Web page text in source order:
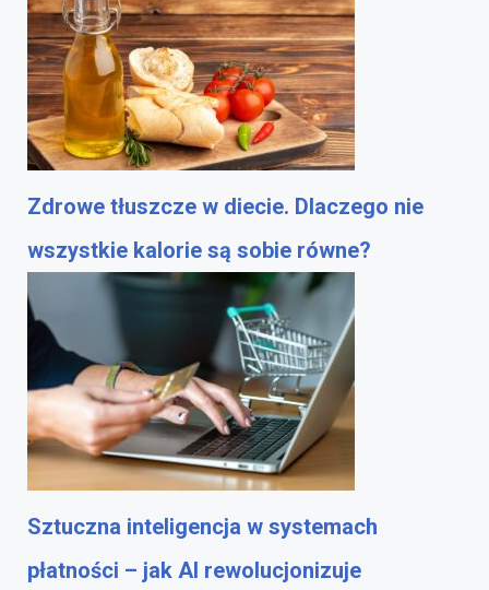
Zdrowe tłuszcze w diecie. Dlaczego nie
wszystkie kalorie są sobie równe?
Sztuczna inteligencja w systemach
płatności – jak AI rewolucjonizuje